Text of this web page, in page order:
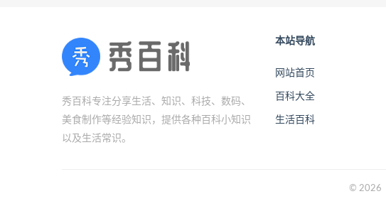
秀百科专注分享生活、知识、科技、数码、
美食制作等经验知识，提供各种百科小知识
以及生活常识。
本站导航
网站首页
百科大全
生活百科
© 2026